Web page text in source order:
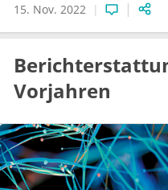
15. Nov. 2022
Vorjahren